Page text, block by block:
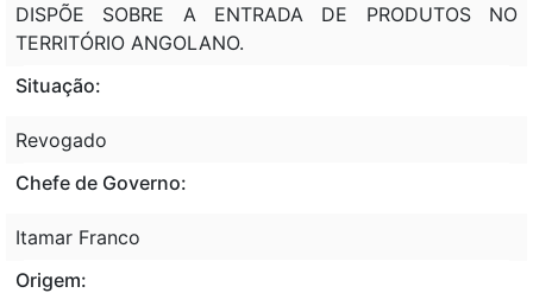
DISPÕE SOBRE A ENTRADA DE PRODUTOS NO
TERRITÓRIO ANGOLANO.
Situação:
Revogado
Chefe de Governo:
Itamar Franco
Origem: